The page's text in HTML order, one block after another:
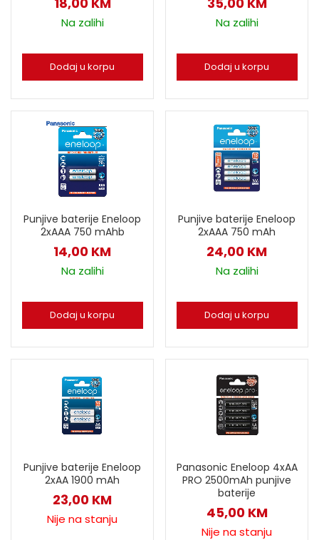
Na zalihi
Dodaj u korpu
Na zalihi
Dodaj u korpu
Punjive baterije Eneloop
2xAAA 750 mAhb
14,00 KM
Na zalihi
Dodaj u korpu
Punjive baterije Eneloop
2xAAA 750 mAh
24,00 KM
Na zalihi
Dodaj u korpu
Punjive baterije Eneloop
2xAA 1900 mAh
23,00 KM
Nije na stanju
Panasonic Eneloop 4xAA
PRO 2500mAh punjive
baterije
45,00 KM
Nije na stanju